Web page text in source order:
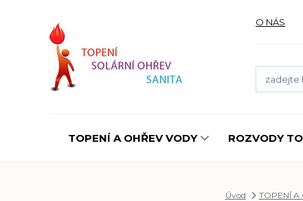
O NÁS
TOPENÍ A OHŘEV VODY ROZVODY
Úvod TOPENÍ A